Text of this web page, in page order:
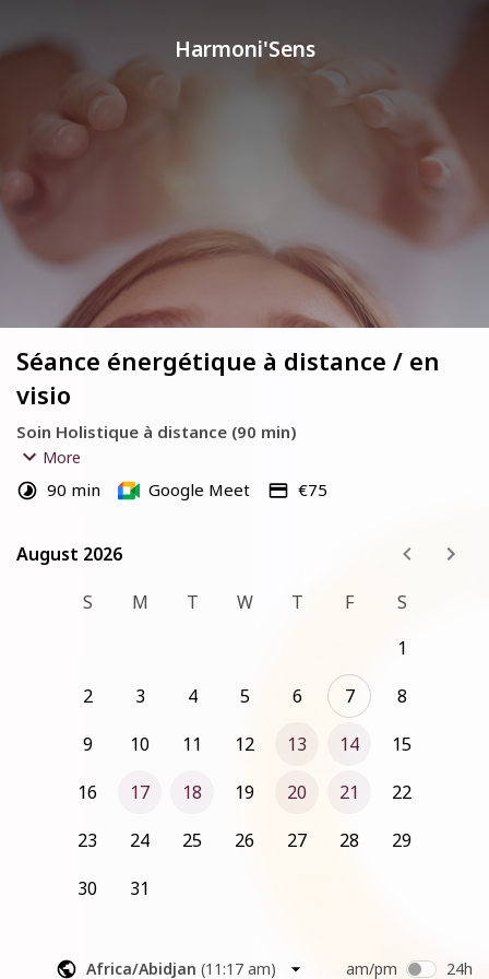
Harmoni'Sens
Séance énergétique à distance / en
visio
Soin Holistique à distance (90 min)
Rappel important pour la validation :
réservé mais définitivement confirmé uniquement après
More
90 min Google Meet €75
August 2026
August 2026
S
M T W T F
S
1
2
3 4 5 6 7
8
9
10 11 12 13 14
15
16
17 18 19 20 21
22
23
24 25 26 27 28
29
30
31
Africa/Abidjan (11:17 am) am/pm 24h